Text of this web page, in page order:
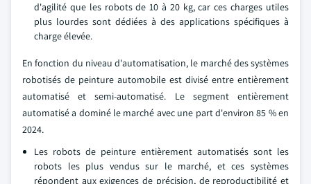
d'agilité que les robots de 10 à 20 kg, car ces charges utiles
plus lourdes sont dédiées à des applications spécifiques à
charge élevée.
En fonction du niveau d'automatisation, le marché des systèmes
robotisés de peinture automobile est divisé entre entièrement
automatisé et semi-automatisé. Le segment entièrement
automatisé a dominé le marché avec une part d'environ 85 % en
2024.
Les robots de peinture entièrement automatisés sont les
robots les plus vendus sur le marché, et ces systèmes
répondent aux exigences de précision, de reproductibilité et